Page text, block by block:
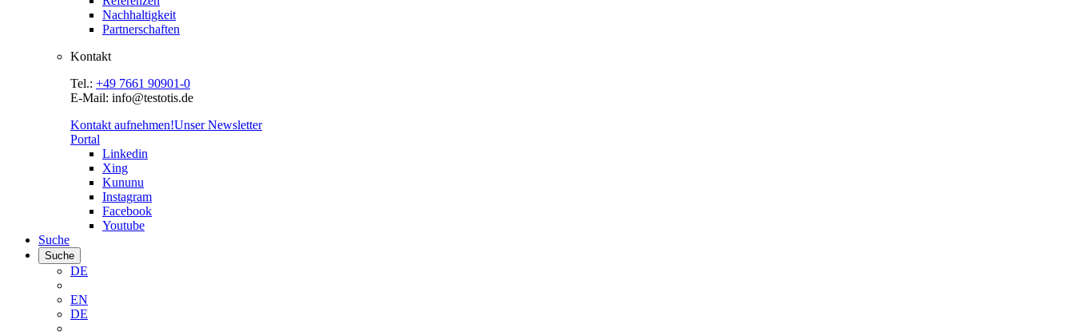
Nachhaltigkeit
Partnerschaften
Kontakt
Tel.: +49 7661 90901-0
E-Mail: info@testotis.de
Kontakt aufnehmen!Unser Newsletter
Portal
Linkedin
Xing
Kununu
Instagram
Facebook
Youtube
Suche
Suche
DE
EN
DE